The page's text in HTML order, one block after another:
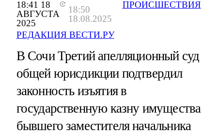
18:41 18
АВГУСТА
2025
18:50
18.08.2025
РЕДАКЦИЯ ВЕСТИ.РУ
ПРОИСШЕСТВИЯ
В Сочи Третий апелляционный суд
общей юрисдикции подтвердил
законность изъятия в
государственную казну имущества
бывшего заместителя начальника